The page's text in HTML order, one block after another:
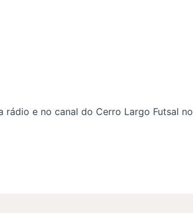
rádio e no canal do Cerro Largo Futsal no